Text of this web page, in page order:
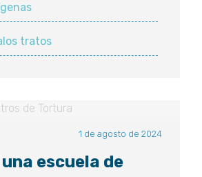
tratos
1 de agosto de 2024
escuela de